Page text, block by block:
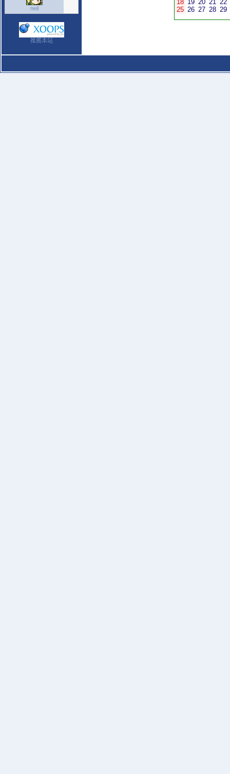
neil
推薦本站
18 19 20 21 22
25 26 27 28 29